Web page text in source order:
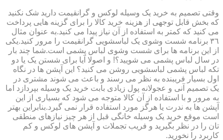
وقتی تصمیم به خرید یک وسیله لوکس و گرانقیمت دارید شک نکنید
که بخش قابل توجهی از هزینه خرید کالا را برای گزینه هایی پرداخت
می کنید که کمتر به استفاده از آن نیاز پیدا می کنید.به عنوان مثال
٣٦ برنامه شست وشوی یک لباسشویی گرانقیمت را مرور کنید.یکی
از این برنامه ها برای شست وشوی لباس پشمی است.شما چند بار
در سال لباس پشمی می شویید؟! و اصولا آیا برای شستن یک یا دو
تکه لباس پشمی لباسشویی روشن می کنید؟ این آپشن ها در نگاه
اول بسیار فریبنده به نظر می رسند و باعث می شوند مشتری در
یک تصمیم آنی و عجولانه پول زیادی بابت خرید یک وسیله بپردازد اما
به مرور و با استفاده از آن کالا متوجه می شود که بسیاری از این
آپشن ها به ندرت یا هرگز مورد استفاده قرار نمی گیرد.بنابراین بهتر
است موقع خرید یک وسیله خانگی قبل از هر چیز نیازهای منطقی
تان را در نظر بگیرید و فریب تجملات و آپشن های لوکس و کم
کاربرد را نخورید.